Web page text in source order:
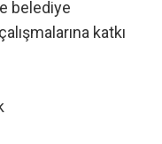
belediye
katkı